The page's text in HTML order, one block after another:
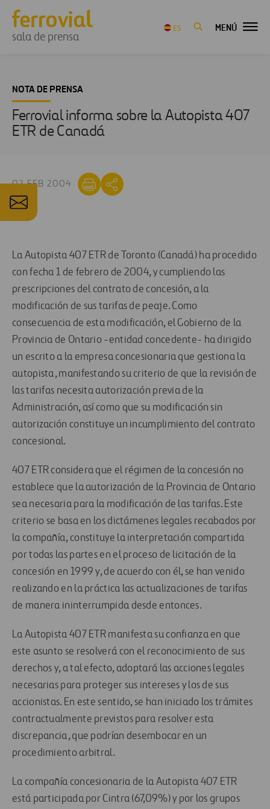
sala de prensa
ES MENÚ
NOTA DE PRENSA
Ferrovial informa sobre la Autopista 407
ETR de Canadá
02 FEB 2004
La Autopista 407 ETR de Toronto (Canadá) ha procedido
con fecha 1 de febrero de 2004, y cumpliendo las
prescripciones del contrato de concesión, a la
modificación de sus tarifas de peaje. Como
consecuencia de esta modificación, el Gobierno de la
Provincia de Ontario -entidad concedente- ha dirigido
un escrito a la empresa concesionaria que gestiona la
autopista, manifestando su criterio de que la revisión de
las tarifas necesita autorización previa de la
Administración, así como que su modificación sin
autorización constituye un incumplimiento del contrato
concesional.
407 ETR considera que el régimen de la concesión no
establece que la autorización de la Provincia de Ontario
sea necesaria para la modificación de las tarifas. Este
criterio se basa en los dictámenes legales recabados por
la compañía, constituye la interpretación compartida
por todas las partes en el proceso de licitación de la
concesión en 1999 y, de acuerdo con él, se han venido
realizando en la práctica las actualizaciones de tarifas
de manera ininterrumpida desde entonces.
La Autopista 407 ETR manifesta su confianza en que
este asunto se resolverá con el reconocimiento de sus
derechos y, a tal efecto, adoptará las acciones legales
necesarias para proteger sus intereses y los de sus
accionistas. En este sentido, se han iniciado los trámites
contractualmente previstos para resolver esta
discrepancia, que podrían desembocar en un
procedimiento arbitral.
La compañía concesionaria de la Autopista 407 ETR
está participada por Cintra (67,09%) y por los grupos